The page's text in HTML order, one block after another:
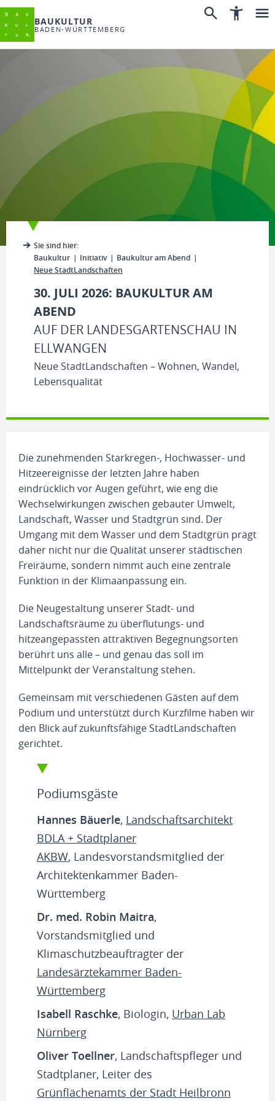
BAUKULTUR
BADEN-WÜRTTEMBERG
Sie sind hier:
Baukultur
Initiativ
Baukultur am Abend
Neue StadtLandschaften
30. JULI 2026: BAUKULTUR AM
ABEND
AUF DER LANDESGARTENSCHAU IN
ELLWANGEN
Neue StadtLandschaften – Wohnen, Wandel,
Lebensqualität
Die zunehmenden Starkregen-, Hochwasser- und
Hitzeereignisse der letzten Jahre haben
eindrücklich vor Augen geführt, wie eng die
Wechselwirkungen zwischen gebauter Umwelt,
Landschaft, Wasser und Stadtgrün sind. Der
Umgang mit dem Wasser und dem Stadtgrün prägt
daher nicht nur die Qualität unserer städtischen
Freiräume, sondern nimmt auch eine zentrale
Funktion in der Klimaanpassung ein.
Die Neugestaltung unserer Stadt- und
Landschaftsräume zu überflutungs- und
hitzeangepassten attraktiven Begegnungsorten
berührt uns alle – und genau das soll im
Mittelpunkt der Veranstaltung stehen.
Gemeinsam mit verschiedenen Gästen auf dem
Podium und unterstützt durch Kurzfilme haben wir
den Blick auf zukunftsfähige StadtLandschaften
gerichtet.
Podiumsgäste
Hannes Bäuerle, Landschaftsarchitekt
BDLA + Stadtplaner
AKBW, Landesvorstandsmitglied der
Architektenkammer Baden-
Württemberg
Dr. med. Robin Maitra,
Vorstandsmitglied und
Klimaschutzbeauftragter der
Landesärztekammer Baden-
Württemberg
Isabell Raschke, Biologin, Urban Lab
Nürnberg
Oliver Toellner, Landschaftspfleger und
Stadtplaner, Leiter des
Grünflächenamts der Stadt Heilbronn